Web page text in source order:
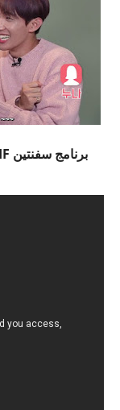
برنامج سفنتين SEVENTEEN IF الحلقة 4 مترجمة للعربية